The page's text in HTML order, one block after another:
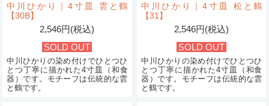
中川ひかり｜4寸皿 雲と鶴
【30B】
2,546円(税込)
SOLD OUT
中川ひかりの染め付けでひとつひ
とつ丁寧に描かれた4寸皿（和食
器）です。モチーフは伝統的な雲
と鶴です。
中川ひかり｜4寸皿 松と鶴
【31】
2,546円(税込)
SOLD OUT
中川ひかりの染め付けでひとつひ
とつ丁寧に描かれた4寸皿（和食
器）です。モチーフは伝統的な雲
と鶴です。